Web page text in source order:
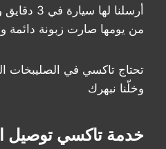
أرسلنا لها
من يومها صارت زبونة دائمة
وخلّنا نبهرك
خدمة تاكسي توصيل